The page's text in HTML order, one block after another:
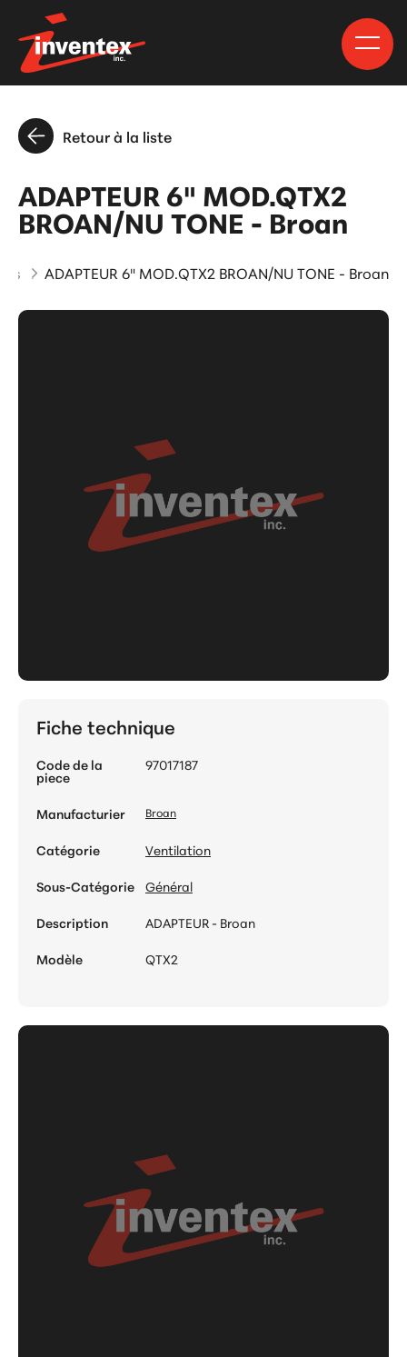
Retour à la liste
ADAPTEUR 6" MOD.QTX2
BROAN/NU TONE - Broan
ADAPTEUR 6" MOD.QTX2 BROAN/NU TONE - Broan
Fiche technique
Code de la
piece
97017187
Manufacturier Broan
Catégorie
Ventilation
Sous-Catégorie Général
Description
ADAPTEUR - Broan
Modèle
QTX2